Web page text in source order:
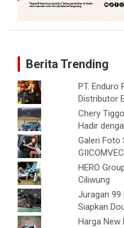
Berita Trending
PT. Enduro
Distributor
Chery
Hadir
Galeri Foto
HERO
Ciliwung
Juragan 99
Siapkan
Harga New